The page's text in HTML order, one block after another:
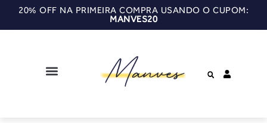
20% OFF NA PRIMEIRA COMPRA USANDO O CUPOM:
MANVES20